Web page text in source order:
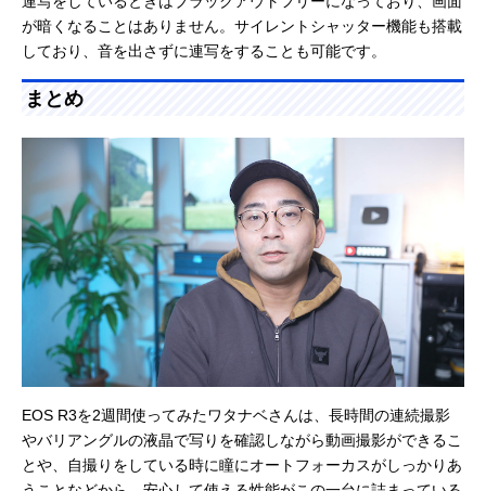
が暗くなることはありません。サイレントシャッター機能も搭載
しており、音を出さずに連写をすることも可能です。
まとめ
EOS R3を2週間使ってみたワタナベさんは、長時間の連続撮影
やバリアングルの液晶で写りを確認しながら動画撮影ができるこ
とや、自撮りをしている時に瞳にオートフォーカスがしっかりあ